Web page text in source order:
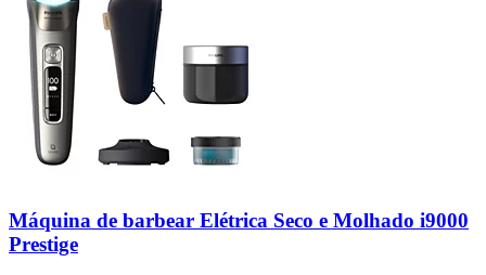
Máquina de barbear Elétrica Seco e Molhado i9000
Prestige